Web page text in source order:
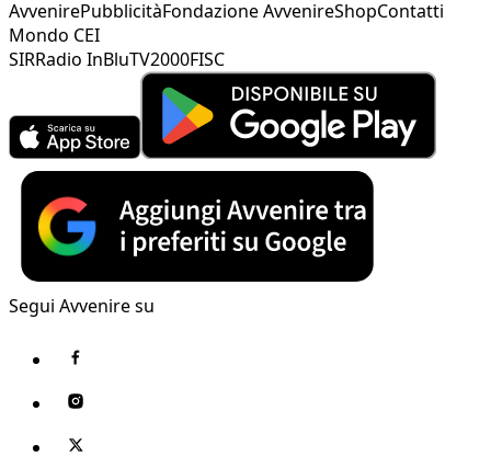
AvvenirePubblicitàFondazione AvvenireShopContatti
Mondo CEI
SIRRadio InBluTV2000FISC
Segui Avvenire su